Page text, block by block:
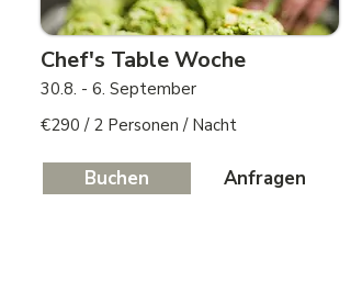
Chef's Table Woche
30.8. - 6. September
€290 / 2 Personen / Nacht
Buchen Anfragen